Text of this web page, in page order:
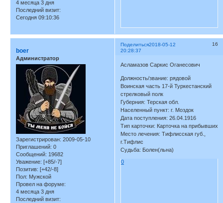
4 месяца 3 дня
Последний визит:
Сегодня 09:10:36
Поделиться 16
2018-05-12
20:28:37
boer
Администратор
Зарегистрирован: 2009-05-10
Приглашений: 0
Сообщений: 19682
Уважение: [+85/-7]
Позитив: [+42/-8]
Пол: Мужской
Провел на форуме:
4 месяца 3 дня
Последний визит:
Асламазов Саркис Оганесович
Должность/звание: рядовой
Воинская часть 17-й Туркестанский
стрелковый полк
Губерния: Терская обл.
Населенный пункт: г. Моздок
Дата поступления: 26.04.1916
Тип карточки: Карточка на прибывших
Место лечения: Тифлисская губ.,
г.Тифлис
Судьба: Болен(льна)
0